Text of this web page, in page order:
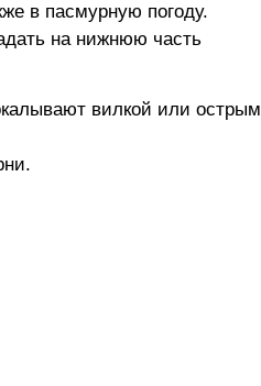
в пасмурную погоду.
на нижнюю часть
вилкой или острым